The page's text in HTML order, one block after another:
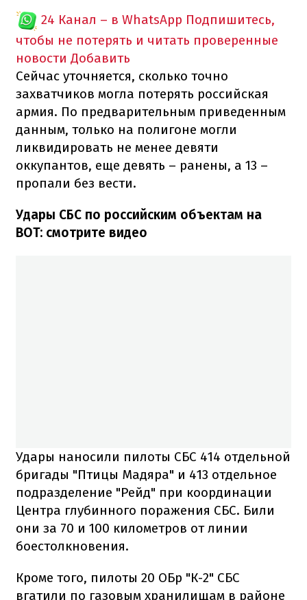
24 Канал – в WhatsApp Подпишитесь,
чтобы не потерять и читать проверенные
новости Добавить
Сейчас уточняется, сколько точно
захватчиков могла потерять российская
армия. По предварительным приведенным
данным, только на полигоне могли
ликвидировать не менее девяти
оккупантов, еще девять – ранены, а 13 –
пропали без вести.
Удары СБС по российским объектам на
ВОТ: смотрите видео
Удары наносили пилоты СБС 414 отдельной
бригады "Птицы Мадяра" и 413 отдельное
подразделение "Рейд" при координации
Центра глубинного поражения СБС. Били
они за 70 и 100 километров от линии
боестолкновения.
Кроме того, пилоты 20 ОБр "К-2" СБС
вгатили по газовым хранилищам в районе